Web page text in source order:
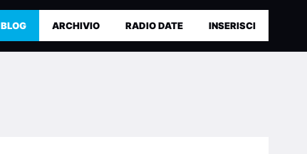
BLOG ARCHIVIO RADIO DATE INSERISCI